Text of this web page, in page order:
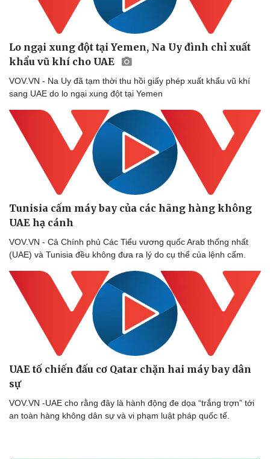
Lo ngại xung đột tại Yemen, Na Uy đình chỉ xuất
khẩu vũ khí cho UAE
VOV.VN - Na Uy đã tạm thời thu hồi giấy phép xuất khẩu vũ khí
sang UAE do lo ngại xung đột tại Yemen
Tunisia cấm máy bay của các hãng hàng không
UAE hạ cánh
VOV.VN - Cả Chính phủ Các Tiểu vương quốc Arab thống nhất
(UAE) và Tunisia đều không đưa ra lý do cụ thể của lệnh cấm.
UAE tố chiến đấu cơ Qatar chặn hai máy bay dân
sự
VOV.VN -UAE cho rằng đây là hành động đe dọa “trắng trợn” tới
an toàn hàng không dân sự và vi phạm luật pháp quốc tế.